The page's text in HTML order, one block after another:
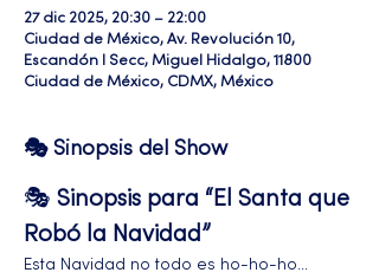
27 dic 2025, 20:30 – 22:00
Ciudad de México, Av. Revolución 10,
Escandón I Secc, Miguel Hidalgo, 11800
Ciudad de México, CDMX, México
🎭 Sinopsis del Show
🎭 Sinopsis para “El Santa que
Robó la Navidad”
Esta Navidad no todo es ho-ho-ho…